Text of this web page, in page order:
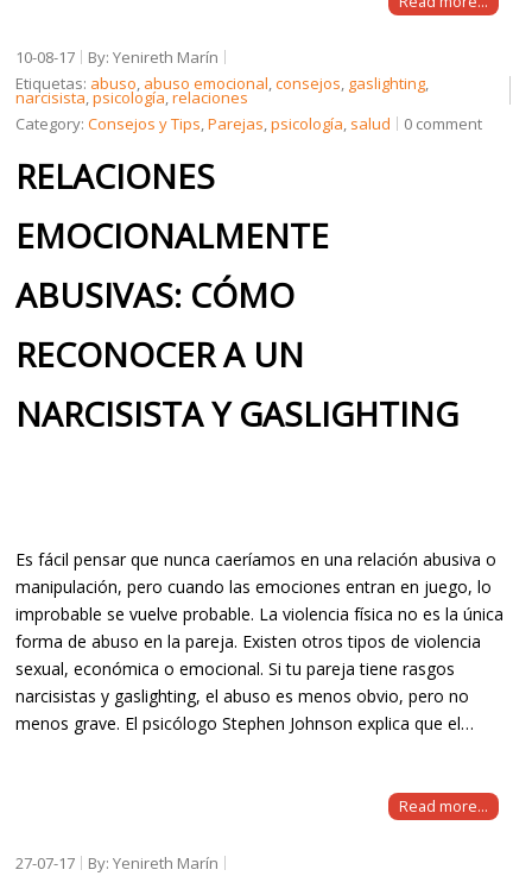
10-08-17
By: Yenireth Marín
Etiquetas: abuso, abuso emocional,consejos, gaslighting,
narcisista,psicología,relaciones
Category:Consejos y Tips,Parejas,psicología, salud 0 comment
RELACIONES
EMOCIONALMENTE
ABUSIVAS: CÓMO
RECONOCER A UN
NARCISISTA Y GASLIGHTING
Es fácil pensar que nunca caeríamos en una relación abusiva o
manipulación, pero cuando las emociones entran en juego, lo
improbable se vuelve probable. La violencia física no es la única
forma de abuso en la pareja. Existen otros tipos de violencia
sexual, económica o emocional. Si tu pareja tiene rasgos
narcisistas y gaslighting, el abuso es menos obvio, pero no
menos grave. El psicólogo Stephen Johnson explica que el…
Read more...
27-07-17
By: Yenireth Marín